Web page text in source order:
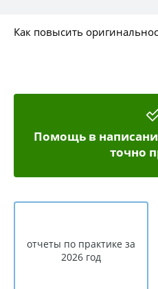
Как повысить
Помощь в
точно
отчеты по практике за
2026 год